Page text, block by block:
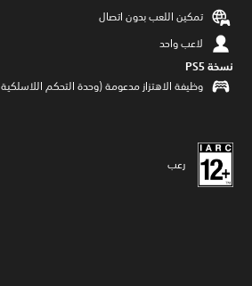
تمكين اللعب بدون اتصال
لاعب واحد
نسخة PS5‏
وظيفة الاهتزاز مدعومة (وحدة التحكم اللاسلكية DualSense‏)
رعب